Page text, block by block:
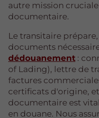
autre mission
documentaire.
Le transitaire
documents
dédouanement :
of Lading), lettre de
factures
certificats d'origine,
documentaire est
en douane. Nous